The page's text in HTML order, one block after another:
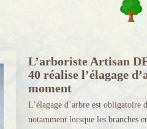
L’arboriste Artisan
40 réalise l’élagage
moment
L’élagage d’arbre est obligatoire
notamment lorsque les branches